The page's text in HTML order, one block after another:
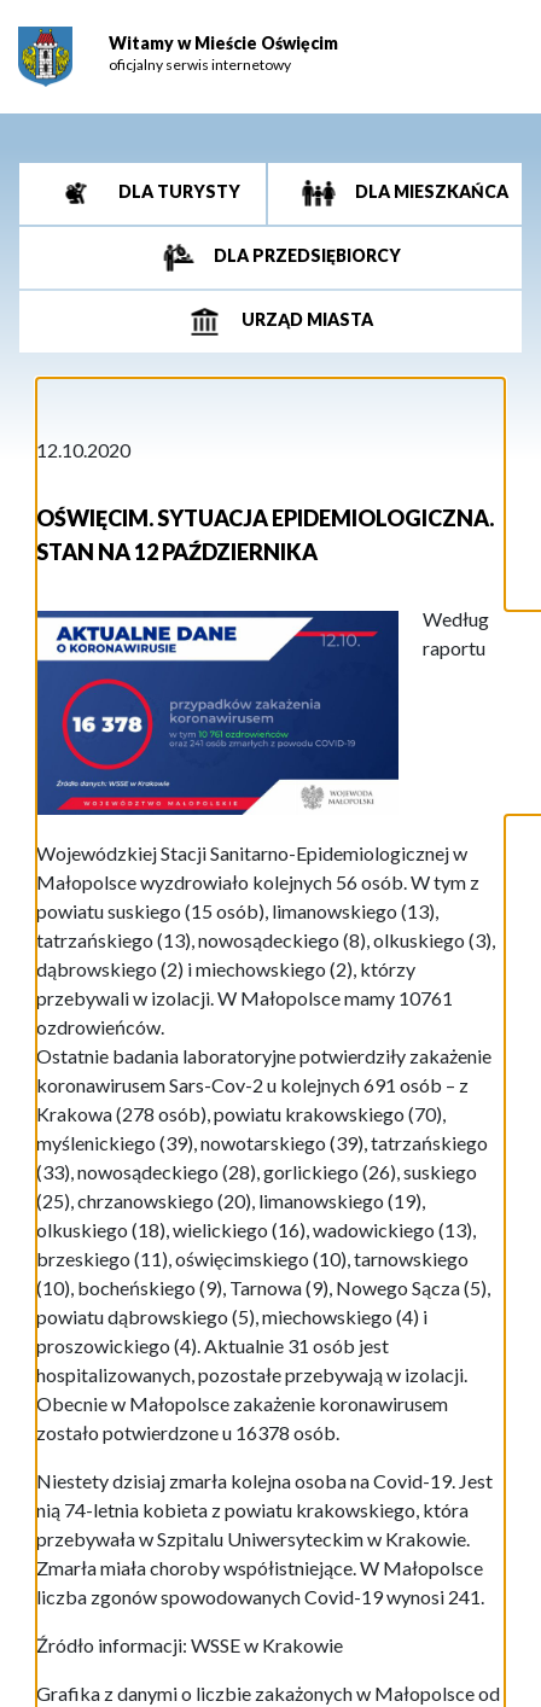
Witamy w Mieście Oświęcim
oficjalny serwis internetowy
DLA TURYSTY DLA MIESZKAŃCA
DLA PRZEDSIĘBIORCY
URZĄD MIASTA
12.10.2020
OŚWIĘCIM. SYTUACJA EPIDEMIOLOGICZNA.
STAN NA 12 PAŹDZIERNIKA
Według
raportu
Wojewódzkiej Stacji Sanitarno-Epidemiologicznej w
Małopolsce wyzdrowiało kolejnych 56 osób. W tym z
powiatu suskiego (15 osób), limanowskiego (13),
tatrzańskiego (13), nowosądeckiego (8), olkuskiego (3),
dąbrowskiego (2) i miechowskiego (2), którzy
przebywali w izolacji. W Małopolsce mamy 10761
ozdrowieńców.
Ostatnie badania laboratoryjne potwierdziły zakażenie
koronawirusem Sars-Cov-2 u kolejnych 691 osób – z
Krakowa (278 osób), powiatu krakowskiego (70),
myślenickiego (39), nowotarskiego (39), tatrzańskiego
(33), nowosądeckiego (28), gorlickiego (26), suskiego
(25), chrzanowskiego (20), limanowskiego (19),
olkuskiego (18), wielickiego (16), wadowickiego (13),
brzeskiego (11), oświęcimskiego (10), tarnowskiego
(10), bocheńskiego (9), Tarnowa (9), Nowego Sącza (5),
powiatu dąbrowskiego (5), miechowskiego (4) i
proszowickiego (4). Aktualnie 31 osób jest
hospitalizowanych, pozostałe przebywają w izolacji.
Obecnie w Małopolsce zakażenie koronawirusem
zostało potwierdzone u 16378 osób.
Niestety dzisiaj zmarła kolejna osoba na Covid-19. Jest
nią 74-letnia kobieta z powiatu krakowskiego, która
przebywała w Szpitalu Uniwersyteckim w Krakowie.
Zmarła miała choroby współistniejące. W Małopolsce
liczba zgonów spowodowanych Covid-19 wynosi 241.
Źródło informacji: WSSE w Krakowie
Grafika z danymi o liczbie zakażonych w Małopolsce od